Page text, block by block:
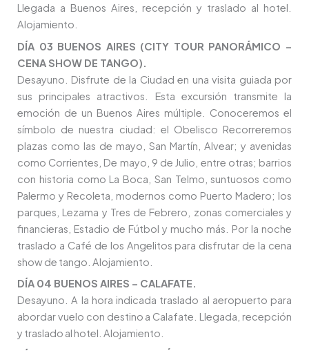
Llegada a Buenos Aires, recepción y traslado al hotel.
Alojamiento.
DÍA 03 BUENOS AIRES (CITY TOUR PANORÁMICO –
CENA SHOW DE TANGO).
Desayuno. Disfrute de la Ciudad en una visita guiada por
sus principales atractivos. Esta excursión transmite la
emoción de un Buenos Aires múltiple. Conoceremos el
símbolo de nuestra ciudad: el Obelisco Recorreremos
plazas como las de mayo, San Martín, Alvear; y avenidas
como Corrientes, De mayo, 9 de Julio, entre otras; barrios
con historia como La Boca, San Telmo, suntuosos como
Palermo y Recoleta, modernos como Puerto Madero; los
parques, Lezama y Tres de Febrero, zonas comerciales y
financieras, Estadio de Fútbol y mucho más. Por la noche
traslado a Café de los Angelitos para disfrutar de la cena
show de tango. Alojamiento.
DÍA 04 BUENOS AIRES – CALAFATE.
Desayuno. A la hora indicada traslado al aeropuerto para
abordar vuelo con destino a Calafate. Llegada, recepción
y traslado al hotel. Alojamiento.